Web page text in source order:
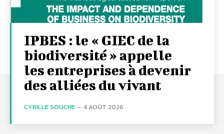
IPBES : le « GIEC de la
biodiversité » appelle
les entreprises à devenir
des alliées du vivant
CYRILLE SOUCHE - 4 AOÛT 2026